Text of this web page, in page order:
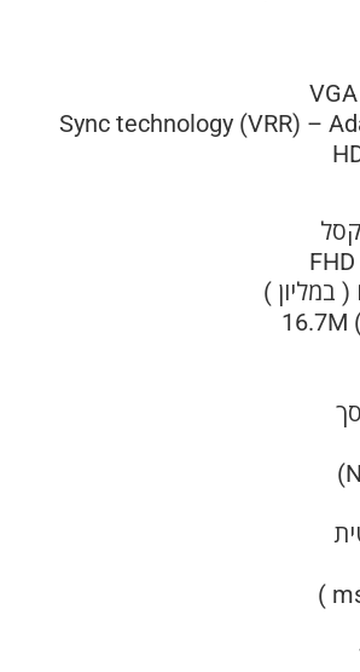
Sync technology (VRR) –
במליון )
16.7M